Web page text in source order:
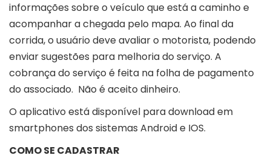
informações sobre o veículo que está a caminho e
acompanhar a chegada pelo mapa. Ao final da
corrida, o usuário deve avaliar o motorista, podendo
enviar sugestões para melhoria do serviço. A
cobrança do serviço é feita na folha de pagamento
do associado. Não é aceito dinheiro.
O aplicativo está disponível para download em
smartphones dos sistemas Android e IOS.
COMO SE CADASTRAR